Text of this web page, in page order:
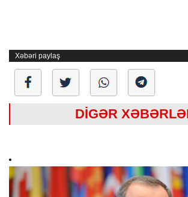
Xəbəri paylaş
DİGƏR